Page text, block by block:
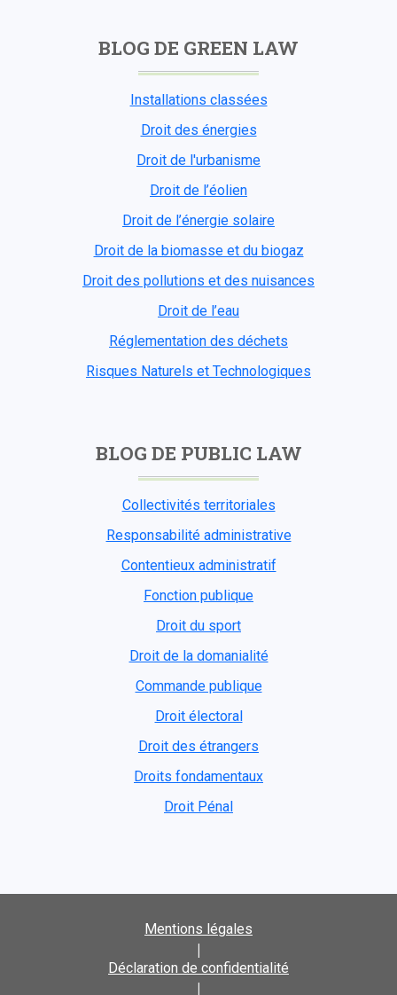
BLOG DE GREEN LAW
Installations classées
Droit des énergies
Droit de l'urbanisme
Droit de l’éolien
Droit de l’énergie solaire
Droit de la biomasse et du biogaz
Droit des pollutions et des nuisances
Droit de l’eau
Réglementation des déchets
Risques Naturels et Technologiques
BLOG DE PUBLIC LAW
Collectivités territoriales
Responsabilité administrative
Contentieux administratif
Fonction publique
Droit du sport
Droit de la domanialité
Commande publique
Droit électoral
Droit des étrangers
Droits fondamentaux
Droit Pénal
Mentions légales
|
Déclaration de confidentialité
|